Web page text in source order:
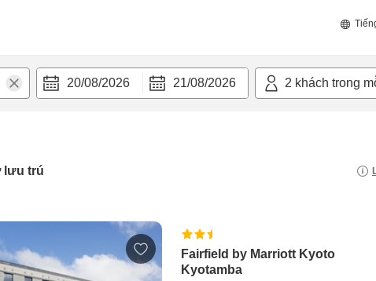
20/08/2026 21/08/2026 2 khách trong
lưu trú
Fairfield by Marriott Kyoto
Kyotamba